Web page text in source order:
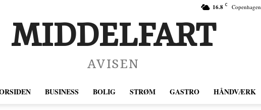
16.8 C Copenhagen
MIDDELFART
AVISEN
BUSINESS BOLIG STRØM GASTRO HÅNDVÆRK